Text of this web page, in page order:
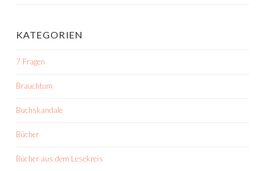
KATEGORIEN
7 Fragen
Brauchtum
Buchskandale
Bücher
Bücher aus dem Lesekreis